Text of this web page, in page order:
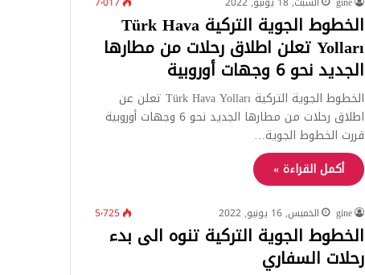
الخطوط الجوية التركية Türk Hava
Yolları تعلن اطلاق رحلات من مطارها
الجديد نحو 6 وجهات أوروبية
الخطوط الجوية التركية Türk Hava Yolları تعلن عن
اطلاق رحلات من مطارها الجديد نحو 6 وجهات أوروبية
قررت الخطوط الجوية…
أكمل القراءة »
gine الخميس, 16 يونيو, 2022 5٬725
الخطوط الجوية التركية تنوه الى بدء
رحلات السفاري